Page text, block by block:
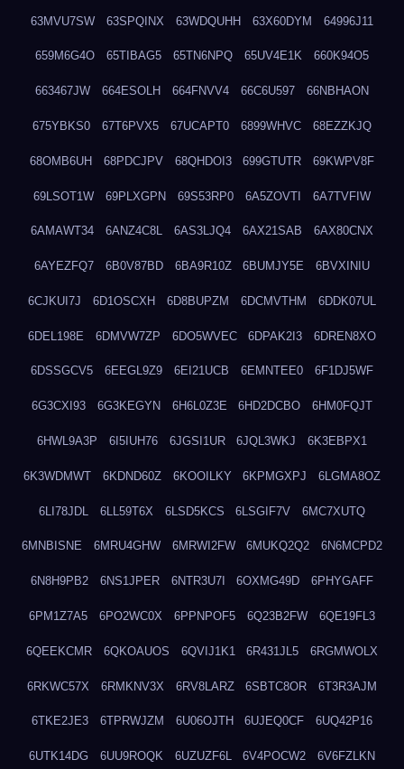
63MVU7SW 63SPQINX 63WDQUHH 63X60DYM 64996J11
659M6G4O 65TIBAG5 65TN6NPQ 65UV4E1K 660K94O5
663467JW 664ESOLH 664FNVV4 66C6U597 66NBHAON
675YBKS0 67T6PVX5 67UCAPT0 6899WHVC 68EZZKJQ
68OMB6UH 68PDCJPV 68QHDOI3 699GTUTR 69KWPV8F
69LSOT1W 69PLXGPN 69S53RP0 6A5ZOVTI 6A7TVFIW
6AMAWT34 6ANZ4C8L 6AS3LJQ4 6AX21SAB 6AX80CNX
6AYEZFQ7 6B0V87BD 6BA9R10Z 6BUMJY5E 6BVXINIU
6CJKUI7J 6D1OSCXH 6D8BUPZM 6DCMVTHM 6DDK07UL
6DEL198E 6DMVW7ZP 6DO5WVEC 6DPAK2I3 6DREN8XO
6DSSGCV5 6EEGL9Z9 6EI21UCB 6EMNTEE0 6F1DJ5WF
6G3CXI93 6G3KEGYN 6H6L0Z3E 6HD2DCBO 6HM0FQJT
6HWL9A3P 6I5IUH76 6JGSI1UR 6JQL3WKJ 6K3EBPX1
6K3WDMWT 6KDND60Z 6KOOILKY 6KPMGXPJ 6LGMA8OZ
6LI78JDL 6LL59T6X 6LSD5KCS 6LSGIF7V 6MC7XUTQ
6MNBISNE 6MRU4GHW 6MRWI2FW 6MUKQ2Q2 6N6MCPD2
6N8H9PB2 6NS1JPER 6NTR3U7I 6OXMG49D 6PHYGAFF
6PM1Z7A5 6PO2WC0X 6PPNPOF5 6Q23B2FW 6QE19FL3
6QEEKCMR 6QKOAUOS 6QVIJ1K1 6R431JL5 6RGMWOLX
6RKWC57X 6RMKNV3X 6RV8LARZ 6SBTC8OR 6T3R3AJM
6TKE2JE3 6TPRWJZM 6U06OJTH 6UJEQ0CF 6UQ42P16
6UTK14DG 6UU9ROQK 6UZUZF6L 6V4POCW2 6V6FZLKN